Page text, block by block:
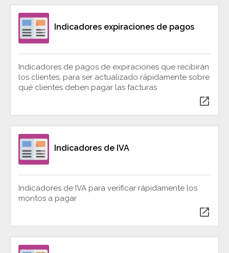
Indicadores expiraciones de pagos
Indicadores de pagos de expiraciones que recibirán
los clientes, para ser actualizado rápidamente sobre
qué clientes deben pagar las facturas
open_in_new
Indicadores de IVA
Indicadores de IVA para verificar rápidamente los
montos a pagar
open_in_new